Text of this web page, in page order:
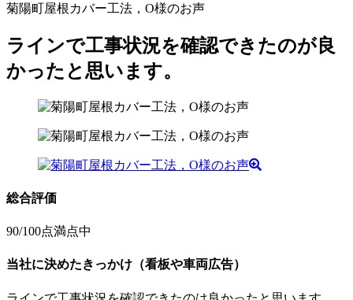
菊陽町屋根カバー工法，O様のお声
ラインで工事状況を確認できたのが良
かったと思います。
総合評価
90/100点満点中
当社に決めたきっかけ（看板や車両広告）